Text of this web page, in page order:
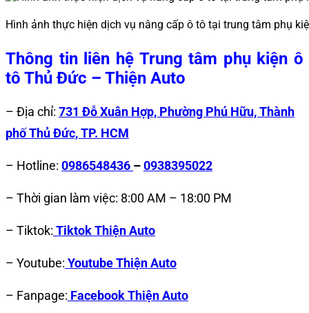
Hình ảnh thực hiện dịch vụ nâng cấp ô tô tại trung tâm phụ
Thông tin liên hệ Trung tâm phụ kiện ô
tô Thủ Đức – Thiện Auto
– Địa chỉ: 731 Đỗ Xuân Hợp, Phường Phú Hữu, Thành
phố Thủ Đức, TP. HCM
– Hotline: 0986548436 –0938395022
– Thời gian làm việc: 8:00 AM – 18:00 PM
– Tiktok: Tiktok Thiện Auto
– Youtube: Youtube Thiện Auto
– Fanpage: Facebook Thiện Auto